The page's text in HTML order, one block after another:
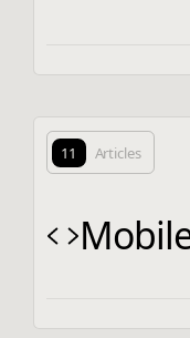
11 Articles